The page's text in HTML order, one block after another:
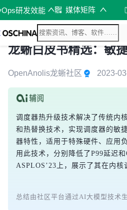
研发效能 媒体矩阵
龙蜥白皮书精选：敏
OpenAnolis龙蜥社区 2023-
调度器热升级技术解决了传统内
和热替换技术，实现调度器的敏
器特性，适用于特殊硬件、应用
用此技术，分别降低了P99延迟
ASPLOS’23上，展示了其在内核
总结由社区平台通过AI大模型技术